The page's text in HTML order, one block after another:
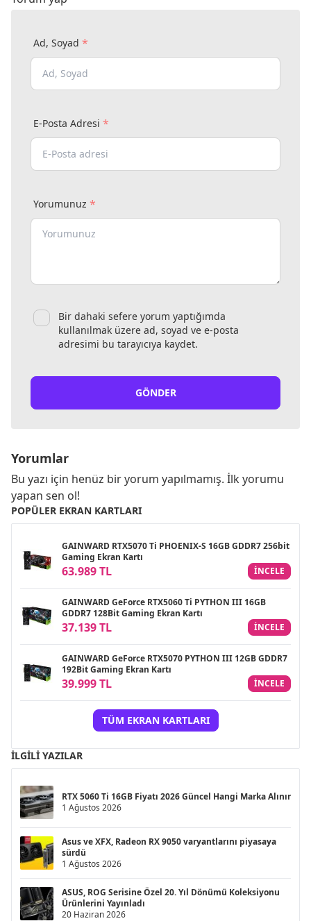
Ad, Soyad *
E-Posta Adresi *
Yorumunuz *
Bir dahaki sefere yorum yaptığımda
kullanılmak üzere ad, soyad ve e-posta
adresimi bu tarayıcıya kaydet.
GÖNDER
Yorumlar
Bu yazı için henüz bir yorum yapılmamış. İlk yorumu
yapan sen ol!
POPÜLER EKRAN KARTLARI
GAINWARD RTX5070 Ti PHOENIX-S 16GB GDDR7 256bit
Gaming Ekran Kartı
63.989 TL INCELE
GAINWARD GeForce RTX5060 Ti PYTHON III 16GB
GDDR7 128Bit Gaming Ekran Kartı
37.139 TL INCELE
GAINWARD GeForce RTX5070 PYTHON III 12GB GDDR7
192Bit Gaming Ekran Kartı
39.999 TL INCELE
TÜM EKRAN KARTLARI
İLGILI YAZILAR
RTX 5060 Ti 16GB Fiyatı 2026 Güncel Hangi Marka Alınır
1 Ağustos 2026
Asus ve XFX, Radeon RX 9050 varyantlarını piyasaya
sürdü
1 Ağustos 2026
ASUS, ROG Serisine Özel 20. Yıl Dönümü Koleksiyonu
Ürünlerini Yayınladı
20 Haziran 2026